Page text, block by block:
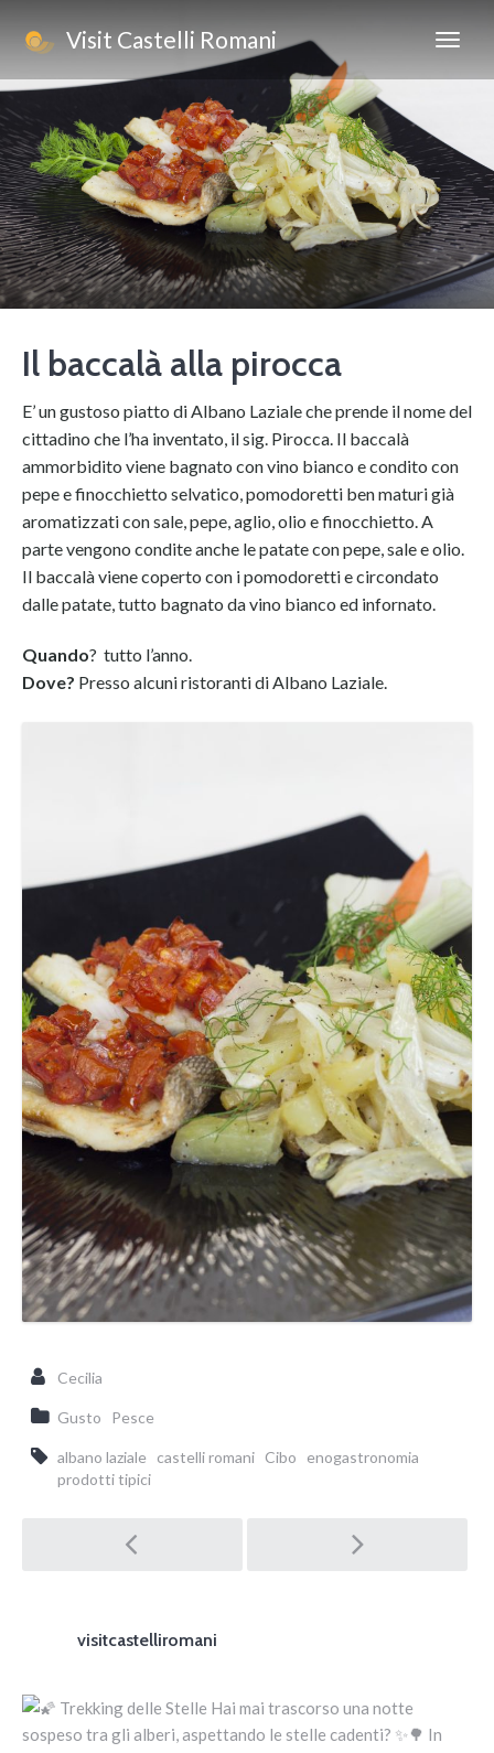
Visit Castelli Romani
Il baccalà alla pirocca
E’ un gustoso piatto di Albano Laziale che prende il nome del
cittadino che l’ha inventato, il sig. Pirocca. Il baccalà
ammorbidito viene bagnato con vino bianco e condito con
pepe e finocchietto selvatico, pomodoretti ben maturi già
aromatizzati con sale, pepe, aglio, olio e finocchietto. A
parte vengono condite anche le patate con pepe, sale e olio.
Il baccalà viene coperto con i pomodoretti e circondato
dalle patate, tutto bagnato da vino bianco ed infornato.
Quando? tutto l’anno.
Dove? Presso alcuni ristoranti di Albano Laziale.
Cecilia
Gusto Pesce
albano laziale castelli romani Cibo
enogastronomia
prodotti tipici
Post navigation
visitcastelliromani